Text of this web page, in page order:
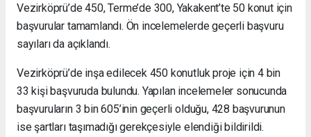
Vezirköprü’de 450, Terme’de 300, Yakakent’te 50 konut için
başvurular tamamlandı. Ön incelemelerde geçerli başvuru
sayıları da açıklandı.
Vezirköprü’de inşa edilecek 450 konutluk proje için 4 bin
33 kişi başvuruda bulundu. Yapılan incelemeler sonucunda
başvuruların 3 bin 605’inin geçerli olduğu, 428 başvurunun
ise şartları taşımadığı gerekçesiyle elendiği bildirildi.